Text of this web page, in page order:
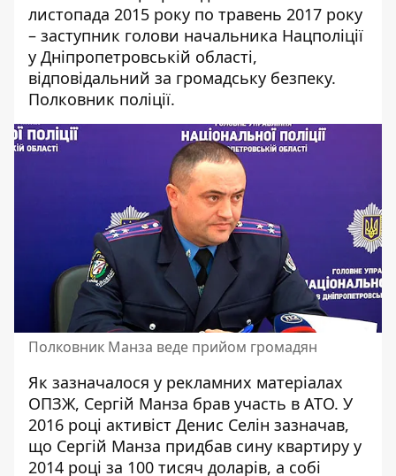
листопада 2015 року по травень 2017 року
– заступник голови начальника Нацполіції
у Дніпропетровській області,
відповідальний за громадську безпеку.
Полковник поліції.
Полковник Манза веде прийом громадян
Як зазначалося у рекламних матеріалах
ОПЗЖ, Сергій Манза брав участь в АТО. У
2016 році активіст Денис Селін зазначав,
що Сергій Манза придбав сину квартиру у
2014 році за 100 тисяч доларів, а собі